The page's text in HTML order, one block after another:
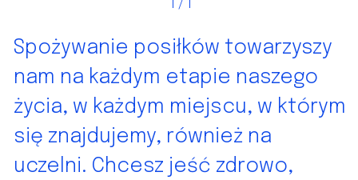
1 / 1
Spożywanie posiłków towarzyszy
nam na każdym etapie naszego
życia, w każdym miejscu, w którym
się znajdujemy, również na
uczelni. Chcesz jeść zdrowo,